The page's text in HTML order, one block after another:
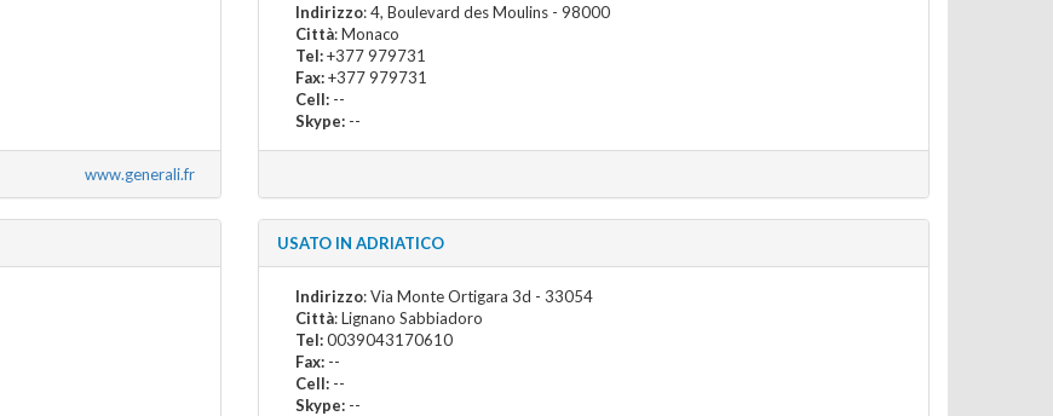
www.generali.fr
Indirizzo: 4, Boulevard des Moulins - 98000
Città: Monaco
Tel:+377 979731
Fax:+377 979731
Cell: --
Skype: --
USATO IN ADRIATICO
Indirizzo: Via Monte Ortigara 3d - 33054
Città: Lignano Sabbiadoro
Tel:0039043170610
Fax: --
Cell: --
Skype: --